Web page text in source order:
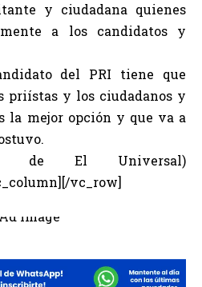
y ciudadana quienes
a los candidatos y
del PRI tiene que
priístas y los ciudadanos y
la mejor opción y que va a
de El Universal)
vc_row]